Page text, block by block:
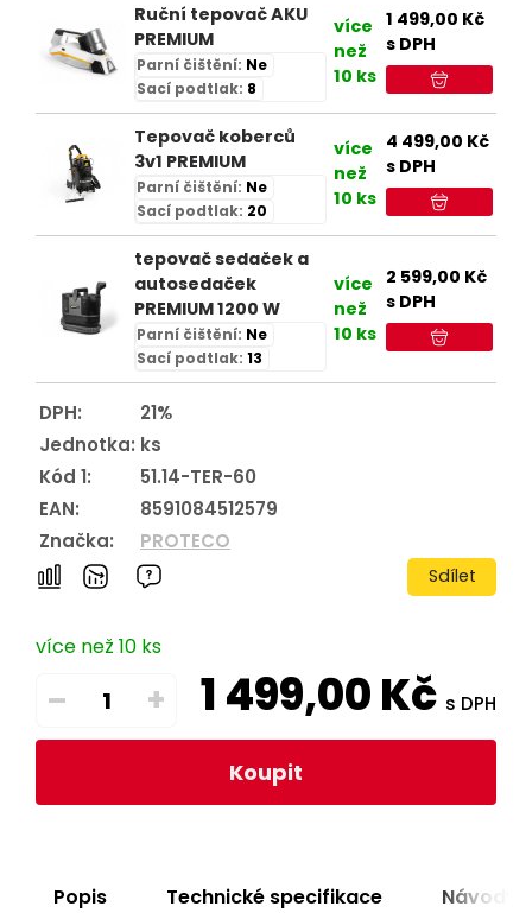
Ruční tepovač AKU
PREMIUM
Parní čištění: Ne
Sací podtlak: 8
více
než
10 ks
1 499,00 Kč
s DPH
Tepovač koberců
3v1 PREMIUM
Parní čištění: Ne
Sací podtlak: 20
více
než
10 ks
4 499,00 Kč
s DPH
tepovač sedaček a
autosedaček
PREMIUM 1200 W
Parní čištění: Ne
Sací podtlak: 13
více
než
10 ks
2 599,00 Kč
s DPH
DPH:
21%
Jednotka: ks
Kód 1:
51.14-TER-60
EAN:
8591084512579
Značka:
PROTECO
Sdílet
více než 10 ks
– + 1 499,00Kč s DPH
Koupit
Popis Technické specifikace Návody